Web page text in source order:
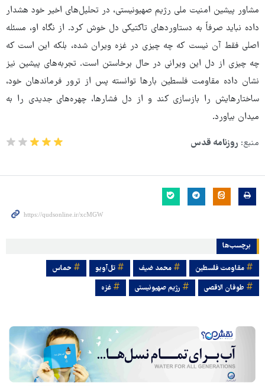
مشاور پیشین امنیت ملی رژیم صهیونیستی، در تحلیل‌های اخیر خود هشدار
داده نباید صرفاً به دستاوردهای تاکتیکی دل خوش کرد. از نگاه او، مسئله
اصلی فقط آن نیست که چه چیزی در غزه ویران شده، بلکه این است که
چه چیزی از دل این ویرانی در حال برخاستن است. تجربه‌های پیشین نیز
نشان داده مقاومت فلسطین بارها توانسته پس از ترور فرماندهان خود،
ساختارهایش را بازسازی کند و از دل فشارها، چهره‌های جدیدی را به
میدان بیاورد.
منبع: روزنامه قدس
برچسب‌ها
مقاومت فلسطین محمد ضیف تل‌آویو
حماس
طوفان الاقصی
رژیم صهیونیستی غزه